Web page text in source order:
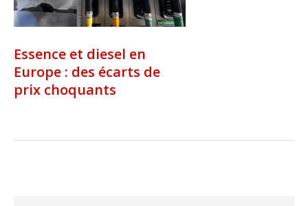
Essence et diesel en
Europe : des écarts de
prix choquants